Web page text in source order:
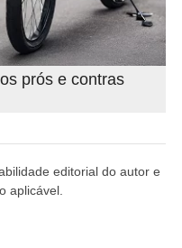
prós e contras
editorial do autor e
aplicável.